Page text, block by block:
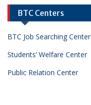
BTC Centers
BTC Job Searching Center
Students’ Welfare Center
Public Relation Center